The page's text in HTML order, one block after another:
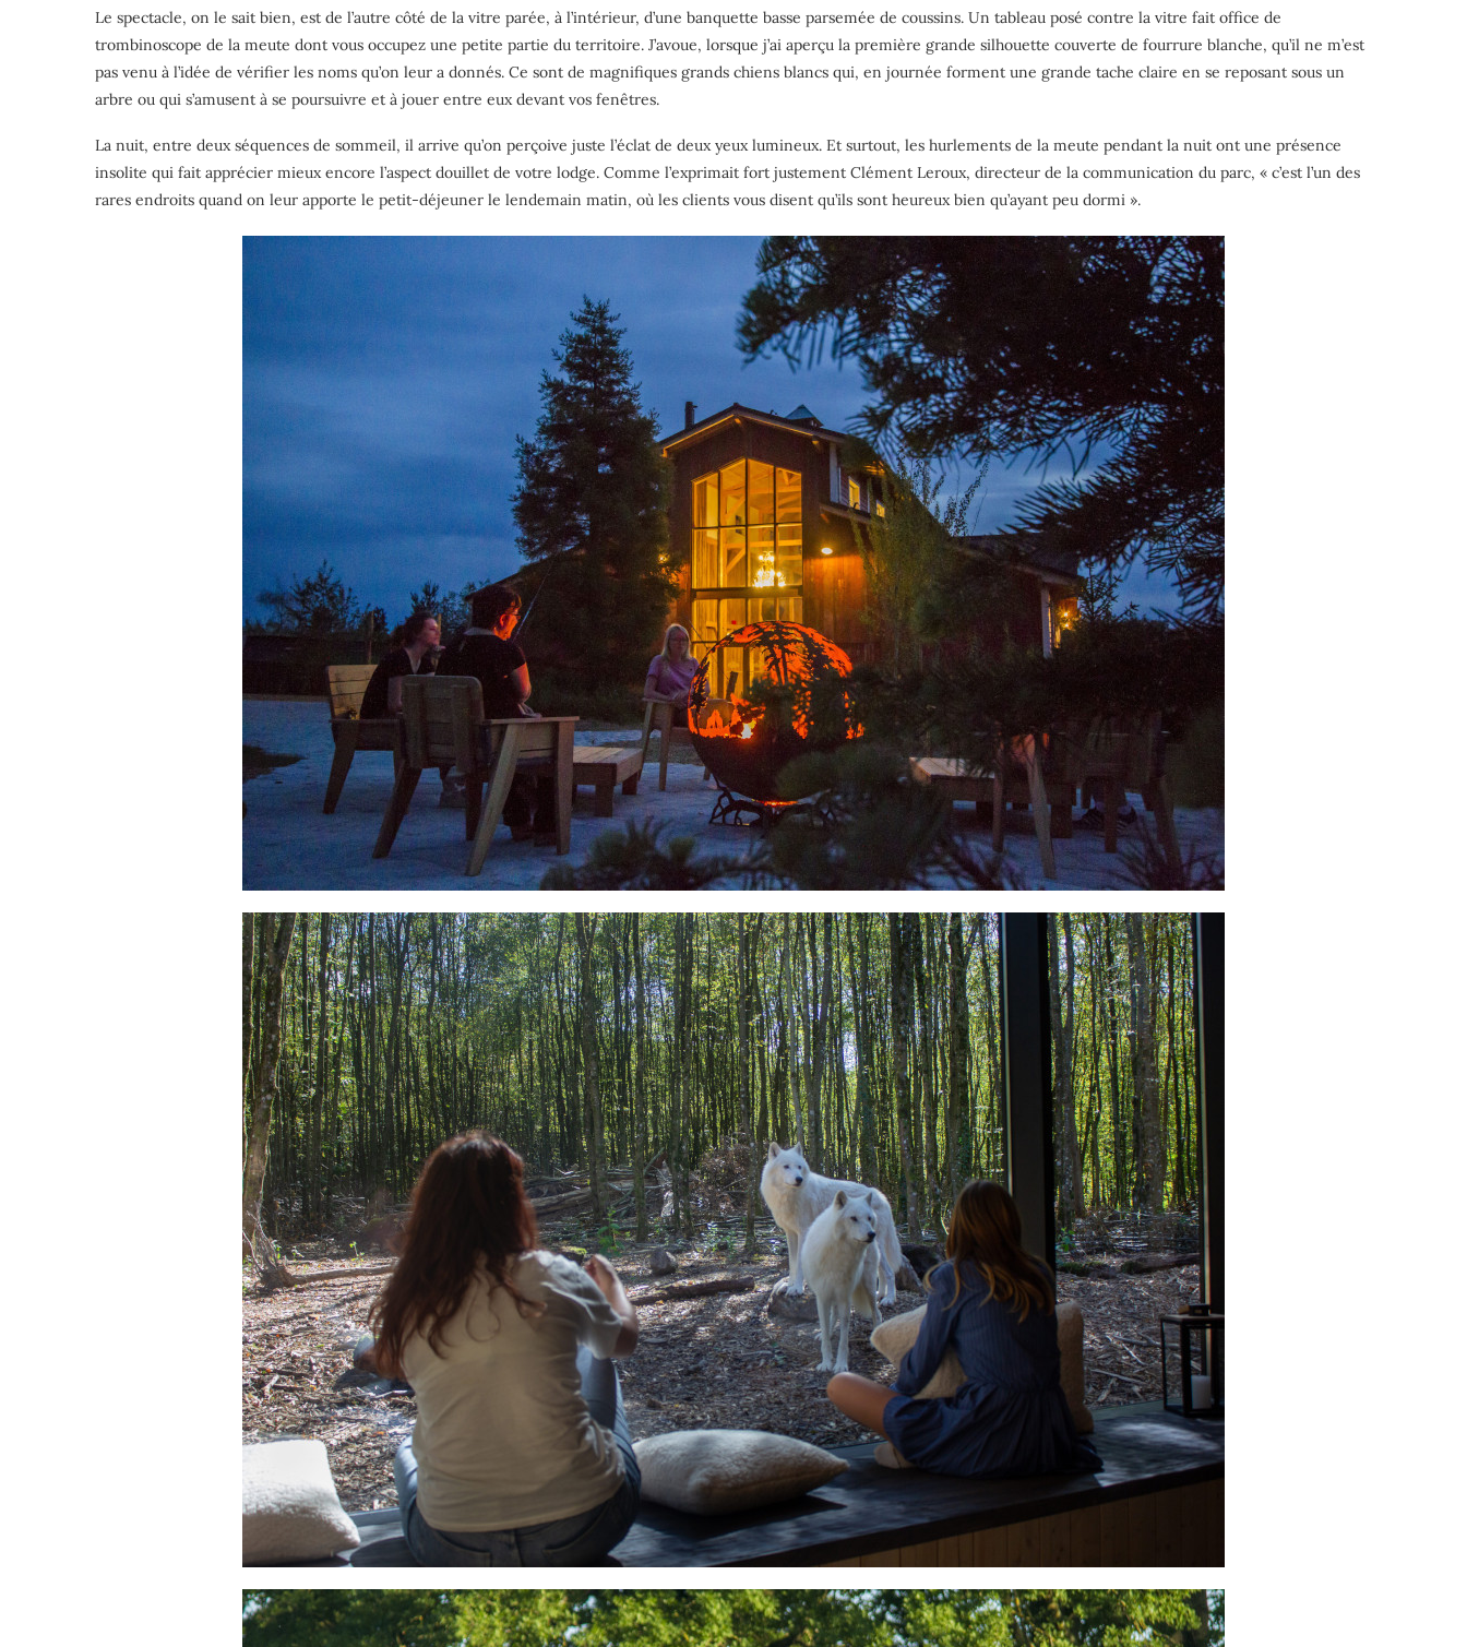
Le spectacle, on le sait bien, est de l’autre côté de la vitre parée, à l’intérieur, d’une banquette basse parsemée de coussins. Un tableau posé contre la vitre fait office de
trombinoscope de la meute dont vous occupez une petite partie du territoire. J’avoue, lorsque j’ai aperçu la première grande silhouette couverte de fourrure blanche, qu’il ne m’est
pas venu à l’idée de vérifier les noms qu’on leur a donnés. Ce sont de magnifiques grands chiens blancs qui, en journée forment une grande tache claire en se reposant sous un
arbre ou qui s’amusent à se poursuivre et à jouer entre eux devant vos fenêtres.
La nuit, entre deux séquences de sommeil, il arrive qu’on perçoive juste l’éclat de deux yeux lumineux. Et surtout, les hurlements de la meute pendant la nuit ont une présence
insolite qui fait apprécier mieux encore l’aspect douillet de votre lodge. Comme l’exprimait fort justement Clément Leroux, directeur de la communication du parc, « c’est l’un des
rares endroits quand on leur apporte le petit-déjeuner le lendemain matin, où les clients vous disent qu’ils sont heureux bien qu’ayant peu dormi ».